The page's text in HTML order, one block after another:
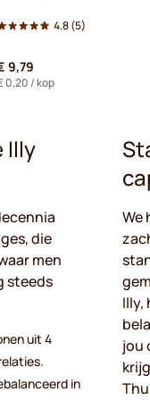
4.8(5)
9,79
0,20 / kop
Illy
die
men
steeds
uit 4
in
We
Illy,
jou